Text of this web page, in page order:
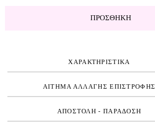
ΠΡΟΣΘΉΚΗ
ΧΑΡΑΚΤΗΡΙΣΤΙΚΑ
ΑΙΤΗΜΑ ΑΛΛΑΓΗΣ ΕΠΙΣΤΡΟΦΗΣ
ΑΠΟΣΤΟΛΗ - ΠΑΡΑΔΟΣΗ